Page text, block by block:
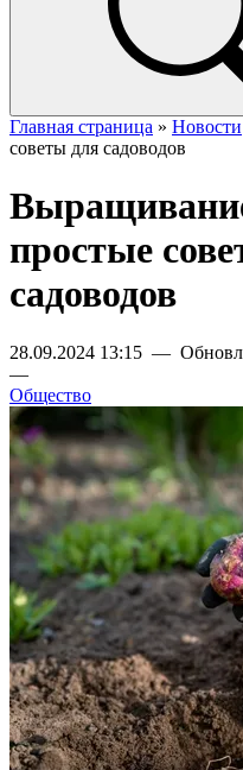
Главная страница » Новости
советы для садоводов
простые
садоводов
28.09.2024 13:15 —
—
Общество